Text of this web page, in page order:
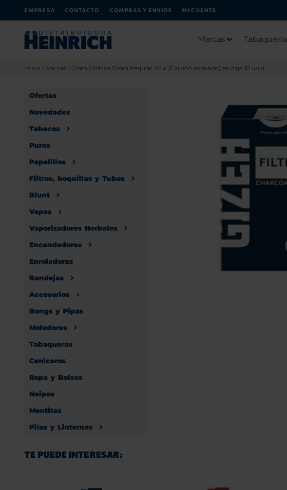
EMPRESA CONTACTO COMPRAS Y ENVÍOS MI CUENTA
Marcas Tabaquería
Inicio / Marcas / Gizeh / Filtros Gizeh Regular Azul (Carbón activado) en caja 10 unid.
Ofertas
Novedades
Tabacos
Puros
Papelillos
Filtros, boquillas y Tubos
Blunt
Vapes
Vaporizadores Herbales
Encendedores
Enroladoras
Bandejas
Accesorios
Bongs y Pipas
Moledores
Tabaqueras
Ceniceros
Ropa y Bolsos
Naipes
Mentitas
Pilas y Linternas
TE PUEDE INTERESAR: